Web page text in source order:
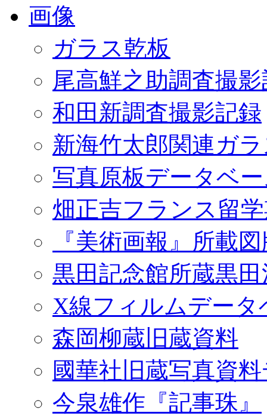
画像
ガラス乾板
尾高鮮之助調査撮
和田新調査撮影記録
新海竹太郎関連ガ
写真原板データベ
畑正吉フランス留
『美術画報』所載
黒田記念館所蔵黒
X線フィルムデータ
森岡柳蔵旧蔵資料
國華社旧蔵写真資
今泉雄作『記事珠』